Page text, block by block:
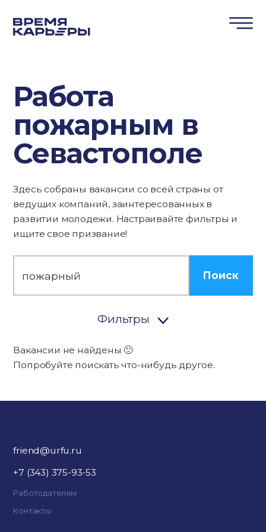
Работа
пожарным в
Севастополе
Здесь собраны вакансии со всей страны от
ведущих компаний, заинтересованных в
развитии молодежи. Настраивайте фильтры и
ищите свое призвание!
Поиск
Фильтры
Вакансии не найдены 🙁
Попробуйте поискать что-нибудь другое.
friend@urfu.ru
+7 (343) 375-93-53
Работодателям
Контакты